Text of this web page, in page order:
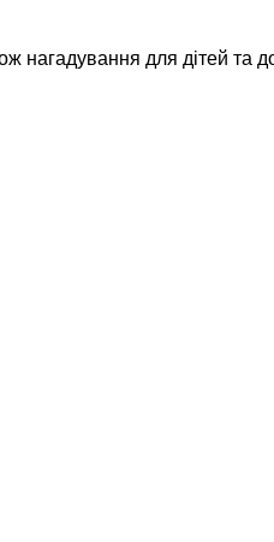
для дітей та